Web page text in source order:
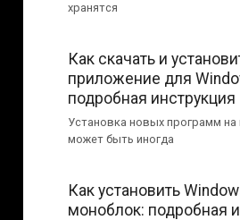
хранятся
Как скачать и
приложение для
подробная инструкция
Установка новых программ
может быть иногда
Как установить
моноблок: подробная